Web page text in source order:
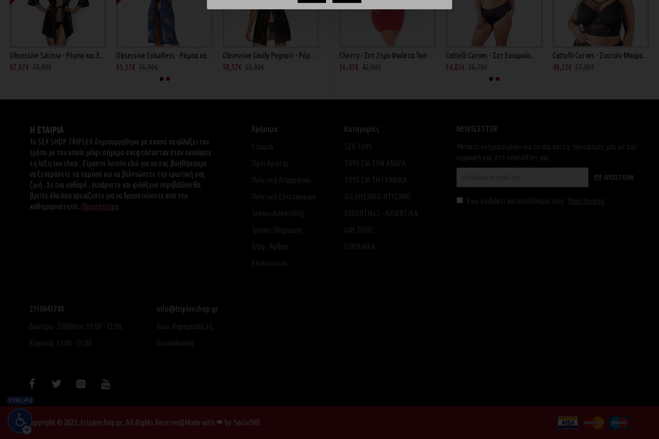
CTRL+F2
Obsessive Satinia - Ρόμπα και Εσώρουχο Μαύρο
67,07€ 78,90€
Obsessive Cobaltess - Ρόμπα και Εσώρουχο Μπλε
65,37€ 76,90€
Obsessive Giuily Pegnoir - Ρόμπα Μαύρη
58,57€ 68,90€
38,17€ 44,90€
Baci Lace Babydoll - Νεγκλιζέ Μαύρο Q
42,21€ 46,90€
58,41€ 64,90€
Cherry - Σετ 2τμχ Φούστα Τοπ Kόκκινο Q
36,47€ 42,90€
Cottelli Curves - Σετ Εσωρούχων Μαύρο Plus
34,83€ 38,70€
Cottelli Curves - Σουτιέν Μαύρο Plus
49,22€ 57,90€
Η ΕΤΑΙΡΙΑ
Το SEX SHOP TRIPLEX δημιουργήθηκε με σκοπό να αλλάξει τον
τρόπο με τον οποίο μέχρι σήμερα σκεφτόσασταν όταν ακούγατε
τη λέξη sex shop . Είμαστε λοιπόν εδώ για να σας βοηθήσουμε
να ξεπεράσετε τα ταμπού και να βελτιώσετε την ερωτική σας
ζωή . Σε ένα καθαρό , ευχάριστο και φιλόξενο περιβάλλον θα
βρείτε όλα όσα χρειάζεστε για να δραπετεύσετε από την
καθημερινότητα .. Περισσότερα
Χρήσιμα
Εταιρία
Όροι Χρήσης
Πολιτική Απορρήτου
Πολιτική Επιστροφών
Τρόποι Αποστολής
Τρόποι Πληρωμής
Blog - Άρθρα
Επικοινωνία
Κατηγορίες
SEX TOYS
TOYS ΓΙΑ ΤΟΝ ΑΝΔΡΑ
TOYS ΓΙΑ ΤH ΓΥΝΑΙΚΑ
ΑΙΣΘΗΣΙΑΚΟ ΝΤΥΣΙΜΟ
ESSENTIALS - ΛΙΠΑΝΤΙΚΑ
GAY ZONE
ΕΠΟΧΙΑΚΑ
NEWSLETTER
Μείνετε ενημερωμένοι για τα νέα και τις προσφορές μας με την
εγγραφή σας στο newsletter μας
ΑΠΟΣΤΟΛΉ
Έχω διαβάσει και αποδέχομαι τους Όροι Χρήσης
2310841740
Δευτέρα - Σάββατο: 11:00 - 23:00,
Κυριακή: 12:00 - 21:00
info@triplexshop.gr
Κων. Καραμανλή 32,
Θεσσαλονίκη
Copyright © 2022, triplexshop.gr, All Rights Reserved|Made with ❤ by SocialME